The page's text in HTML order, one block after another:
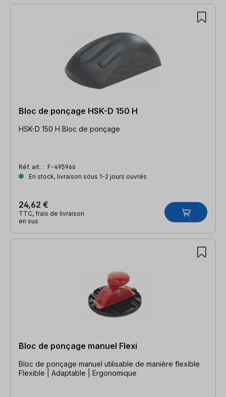
Bloc de ponçage HSK-D 150 H
HSK-D 150 H Bloc de ponçage
Réf. art. : F-495966
En stock, livraison sous 1-2 jours ouvrés
24,62 €
TTC, frais de livraison
en sus
Bloc de ponçage manuel Flexi
Bloc de ponçage manuel utilisable de manière flexible
Flexible | Adaptable | Ergonomique